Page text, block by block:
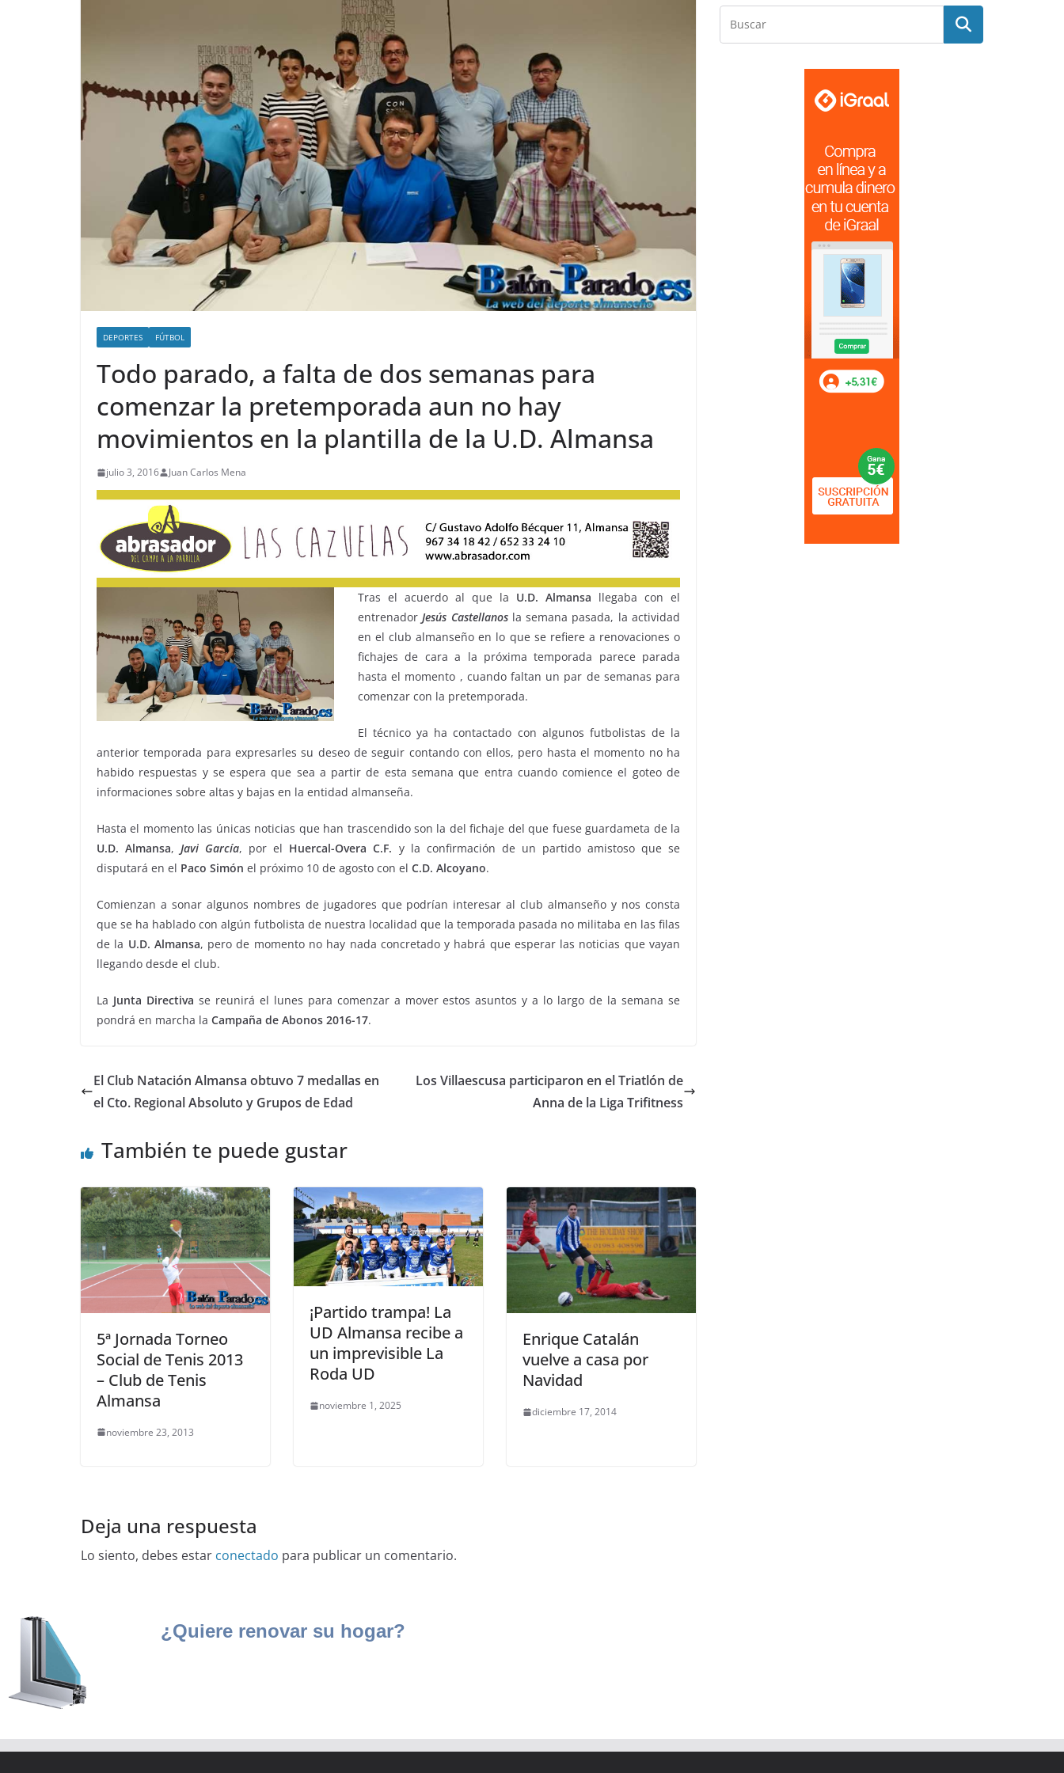
DEPORTES FÚTBOL
Todo parado, a falta de dos semanas para
comenzar la pretemporada aun no hay
movimientos en la plantilla de la U.D. Almansa
julio 3, 2016 Juan Carlos Mena
Tras el acuerdo al que la U.D. Almansa llegaba con el
entrenadorJesús Castellanosla semana pasada, la actividad
en el club almanseño en lo que se refiere a renovaciones o
fichajes de cara a la próxima temporada parece parada
hasta el momento , cuando faltan un par de semanas para
comenzar con la pretemporada.
El técnico ya ha contactado con algunos futbolistas de la
anterior temporada para expresarles su deseo de seguir contando con ellos, pero hasta el momento no ha
habido respuestas y se espera que sea a partir de esta semana que entra cuando comience el goteo de
informaciones sobre altas y bajas en la entidad almanseña.
Hasta el momento las únicas noticias que han trascendido son la del fichaje del que fuese guardameta de la
U.D. Almansa,Javi García, por el Huercal-Overa C.F. y la confirmación de un partido amistoso que se
disputará en el Paco Simón el próximo 10 de agosto con el C.D. Alcoyano.
Comienzan a sonar algunos nombres de jugadores que podrían interesar al club almanseño y nos consta
que se ha hablado con algún futbolista de nuestra localidad que la temporada pasada no militaba en las filas
de la U.D. Almansa, pero de momento no hay nada concretado y habrá que esperar las noticias que vayan
llegando desde el club.
La Junta Directiva se reunirá el lunes para comenzar a mover estos asuntos y a lo largo de la semana se
pondrá en marcha la Campaña de Abonos 2016-17.
El Club Natación Almansa obtuvo 7 medallas en
el Cto. Regional Absoluto y Grupos de Edad
Los Villaescusa participaron en el Triatlón de
Anna de la Liga Trifitness
También te puede gustar
5ª Jornada Torneo
Social de Tenis 2013
– Club de Tenis
Almansa
noviembre 23, 2013
¡Partido trampa! La
UD Almansa recibe a
un imprevisible La
Roda UD
noviembre 1, 2025
Enrique Catalán
vuelve a casa por
Navidad
diciembre 17, 2014
Deja una respuesta
Lo siento, debes estar conectado para publicar un comentario.